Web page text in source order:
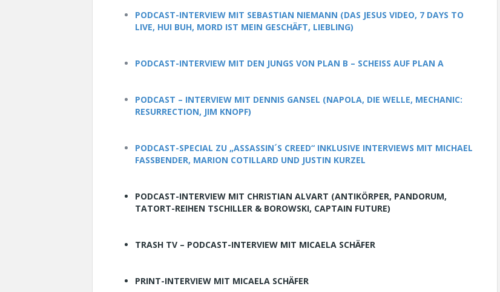
PODCAST-INTERVIEW MIT SEBASTIAN NIEMANN (DAS JESUS VIDEO, 7 DAYS TO
LIVE, HUI BUH, MORD IST MEIN GESCHÄFT, LIEBLING)
PODCAST-INTERVIEW MIT DEN JUNGS VON PLAN B – SCHEISS AUF PLAN A
PODCAST – INTERVIEW MIT DENNIS GANSEL (NAPOLA, DIE WELLE, MECHANIC:
RESURRECTION, JIM KNOPF)
PODCAST-SPECIAL ZU „ASSASSIN´S CREED“ INKLUSIVE INTERVIEWS MIT MICHAEL
FASSBENDER, MARION COTILLARD UND JUSTIN KURZEL
PODCAST-INTERVIEW MIT CHRISTIAN ALVART (ANTIKÖRPER, PANDORUM,
TATORT-REIHEN TSCHILLER & BOROWSKI, CAPTAIN FUTURE)
TRASH TV – PODCAST-INTERVIEW MIT MICAELA SCHÄFER
PRINT-INTERVIEW MIT MICAELA SCHÄFER